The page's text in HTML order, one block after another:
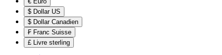
$ Dollar US
$ Dollar Canadien
₣ Franc Suisse
£ Livre sterling